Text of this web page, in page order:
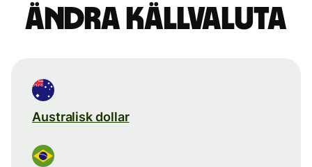
Ändra källvaluta
Australisk dollar